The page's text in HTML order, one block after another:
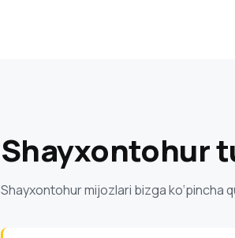
Shayxontohur
Shayxontohur mijozlari bizga ko‘pincha